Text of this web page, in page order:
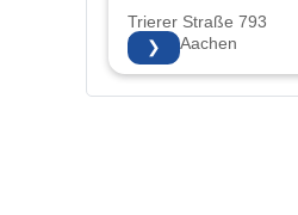
Trierer Straße 793
52078 Aachen
❯